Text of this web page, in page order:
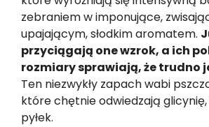
zebraniem w imponujące,
upajającym, słodkim aromatem.
przyciągają one wzrok, a ich
rozmiary sprawiają, że trudno
Ten niezwykły zapach wabi
które chętnie odwiedzają
pyłek.